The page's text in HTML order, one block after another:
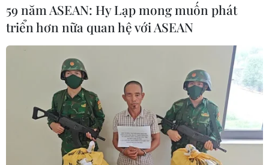
59 năm ASEAN: Hy Lạp mong muốn phát
triển hơn nữa quan hệ với ASEAN